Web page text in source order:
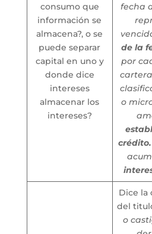
consumo que
información se
almacena?, o se
puede separar
capital en uno y
donde dice
intereses
almacenar los
intereses?
fecha
de la
por
o
crédito.
Dice la
del
o